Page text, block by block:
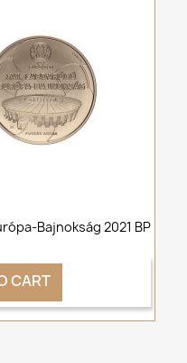
Bajnokság 2021 BP
CART